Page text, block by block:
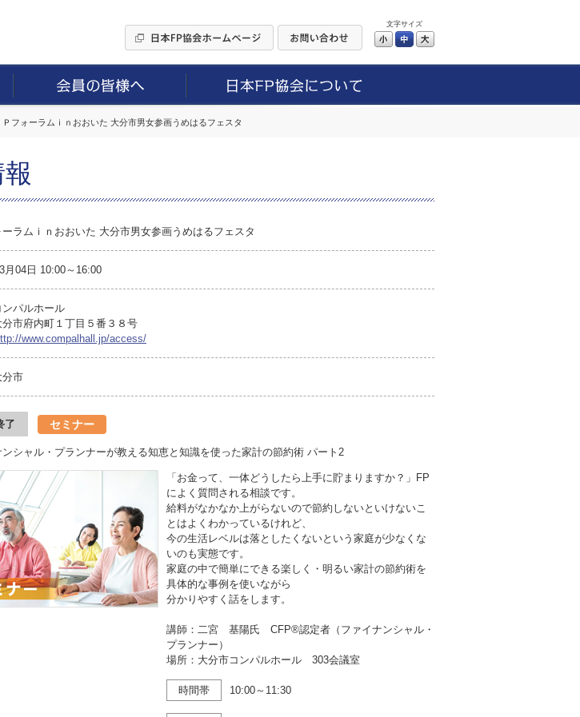
文字サイズ
小 中
Ｐフォーラムｉｎおおいた 大分市男女参画うめはるフェスタ
ーラムｉｎおおいた 大分市男女参画うめはるフェスタ
月04日 10:00～16:00
ンパルホール
分市府内町１丁目５番３８号
www.compalhall.jp/access/
市
了 セミナー
ンシャル・プランナーが教える知恵と知識を使った家計の節約術 パート2
「お金って、一体どうしたら上手に貯まりますか？」FP
によく質問される相談です。
給料がなかなか上がらないので節約しないといけないこ
とはよくわかっているけれど、
今の生活レベルは落としたくないという家庭が少なくな
いのも実態です。
家庭の中で簡単にできる楽しく・明るい家計の節約術を
具体的な事例を使いながら
分かりやすく話をします。
講師：二宮 基陽氏 CFP®認定者（ファイナンシャル・
プランナー）
場所：大分市コンパルホール 303会議室
時間帯 10:00～11:30